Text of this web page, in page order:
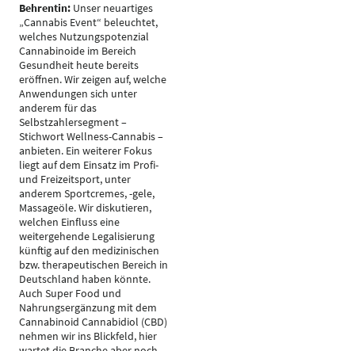
Behrentin: Unser neuartiges
„Cannabis Event“ beleuchtet,
welches Nutzungspotenzial
Cannabinoide im Bereich
Gesundheit heute bereits
eröffnen. Wir zeigen auf, welche
Anwendungen sich unter
anderem für das
Selbstzahlersegment –
Stichwort Wellness-Cannabis –
anbieten. Ein weiterer Fokus
liegt auf dem Einsatz im Profi-
und Freizeitsport, unter
anderem Sportcremes, -gele,
Massageöle. Wir diskutieren,
welchen Einfluss eine
weitergehende Legalisierung
künftig auf den medizinischen
bzw. therapeutischen Bereich in
Deutschland haben könnte.
Auch Super Food und
Nahrungsergänzung mit dem
Cannabinoid Cannabidiol (CBD)
nehmen wir ins Blickfeld, hier